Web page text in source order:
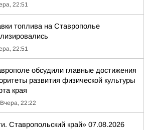
22:51
топлива на Ставрополье
22:51
обсудили главные достижения
развития физической культуры
края
Вчера, 22:22
Ставропольский край» 07.08.2026